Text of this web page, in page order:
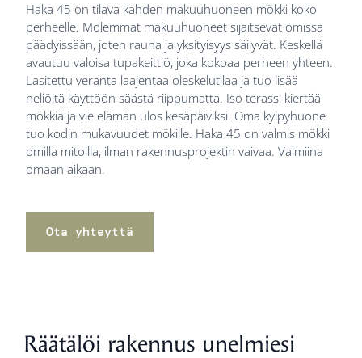
Haka 45 on tilava kahden makuuhuoneen mökki koko
perheelle. Molemmat makuuhuoneet sijaitsevat omissa
päädyissään, joten rauha ja yksityisyys säilyvät. Keskellä
avautuu valoisa tupakeittiö, joka kokoaa perheen yhteen.
Lasitettu veranta laajentaa oleskelutilaa ja tuo lisää
neliöitä käyttöön säästä riippumatta. Iso terassi kiertää
mökkiä ja vie elämän ulos kesäpäiviksi. Oma kylpyhuone
tuo kodin mukavuudet mökille. Haka 45 on valmis mökki
omilla mitoilla, ilman rakennusprojektin vaivaa. Valmiina
omaan aikaan.
Ota yhteyttä
Räätälöi rakennus unelmiesi